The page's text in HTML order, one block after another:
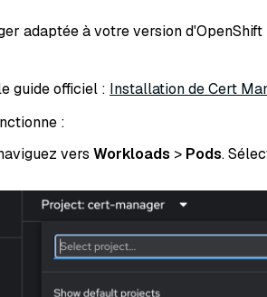
adaptée à votre version
guide officiel : Installation de Cert
:
vers Workloads > Pods.